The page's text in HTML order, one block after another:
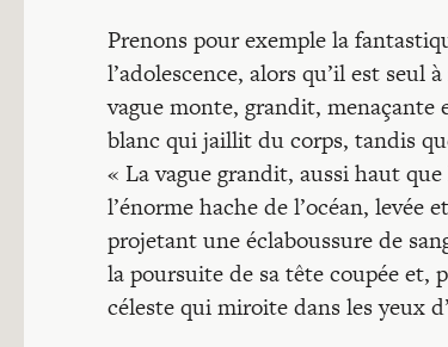
Prenons pour exemple la
l’adolescence, alors qu’il est seul
vague monte, grandit, menaçante
blanc qui jaillit du corps, tandis
« La vague grandit, aussi haut
l’énorme hache de l’océan,
projetant une éclaboussure de
la poursuite de sa tête coupée
céleste qui miroite dans les yeux